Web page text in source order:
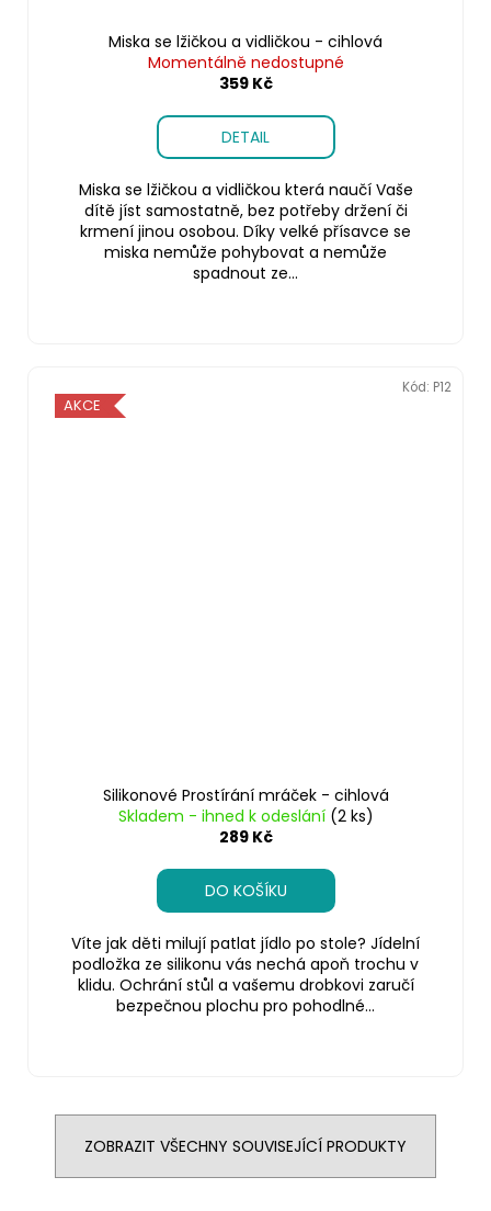
Miska se lžičkou a vidličkou - cihlová
Momentálně nedostupné
359 Kč
DETAIL
Miska se lžičkou a vidličkou která naučí Vaše
dítě jíst samostatně, bez potřeby držení či
krmení jinou osobou. Díky velké přísavce se
miska nemůže pohybovat a nemůže
spadnout ze...
AKCE
Silikonové Prostírání mráček - cihlová
Skladem - ihned k odeslání (2 ks)
289 Kč
DO KOŠÍKU
Víte jak děti milují patlat jídlo po stole? Jídelní
podložka ze silikonu vás nechá apoň trochu v
klidu. Ochrání stůl a vašemu drobkovi zaručí
bezpečnou plochu pro pohodlné...
Kód: P12
ZOBRAZIT VŠECHNY SOUVISEJÍCÍ PRODUKTY